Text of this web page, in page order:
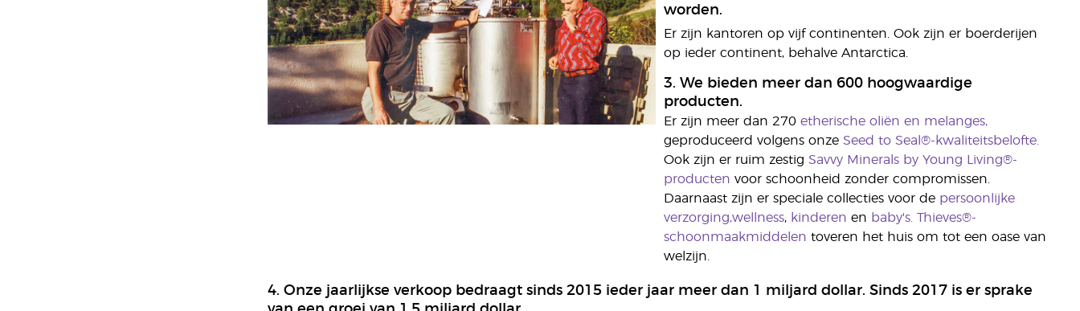
worden.
Er zijn kantoren op vijf continenten. Ook zijn er boerderijen
op ieder continent, behalve Antarctica.
3. We bieden meer dan 600 hoogwaardige
producten.
Er zijn meer dan 270 etherische oliën en melanges,
geproduceerd volgens onze Seed to Seal®-kwaliteitsbelofte.
Ook zijn er ruim zestig Savvy Minerals by Young Living®-
producten voor schoonheid zonder compromissen.
Daarnaast zijn er speciale collecties voor de persoonlijke
verzorging,wellness, kinderen en baby's. Thieves®-
schoonmaakmiddelen toveren het huis om tot een oase van
welzijn.
4. Onze jaarlijkse verkoop bedraagt sinds 2015 ieder jaar meer dan 1 miljard dollar. Sinds 2017 is er sprake